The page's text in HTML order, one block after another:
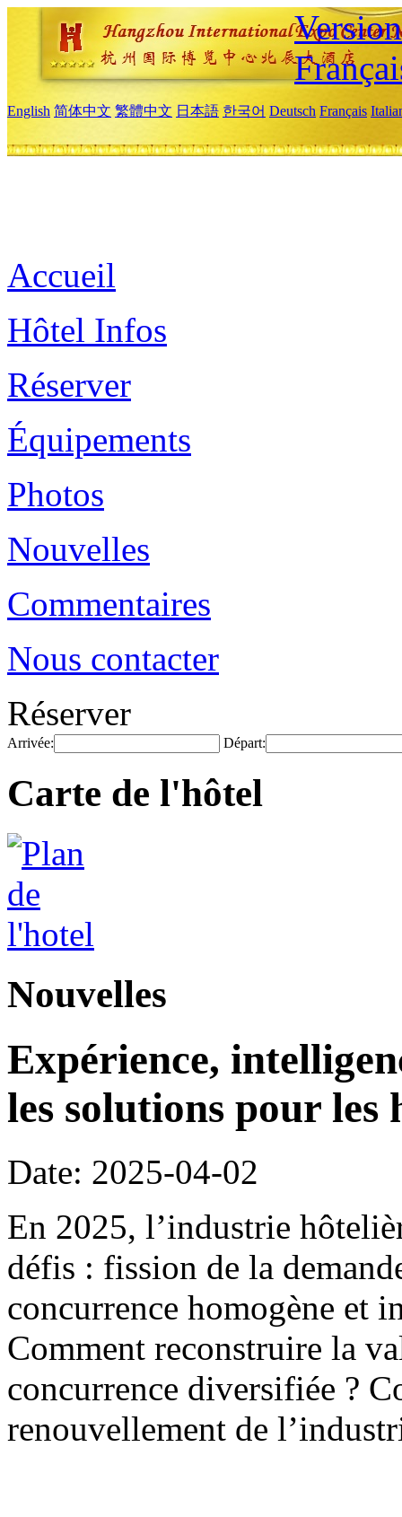
English 简体中文 繁體中文 日本語 한국어 Deutsch Français
Accueil
Hôtel Infos
Réserver
Équipements
Photos
Nouvelles
Commentaires
Nous contacter
Réserver
Arrivée: Départ:
Carte de l'hôtel
Nouvelles
Expérience,
les solutions pour les
Date: 2025-04-02
En 2025, l’industrie
défis : fission de la
concurrence homogène et
Comment reconstruire la
concurrence diversifiée ?
renouvellement de